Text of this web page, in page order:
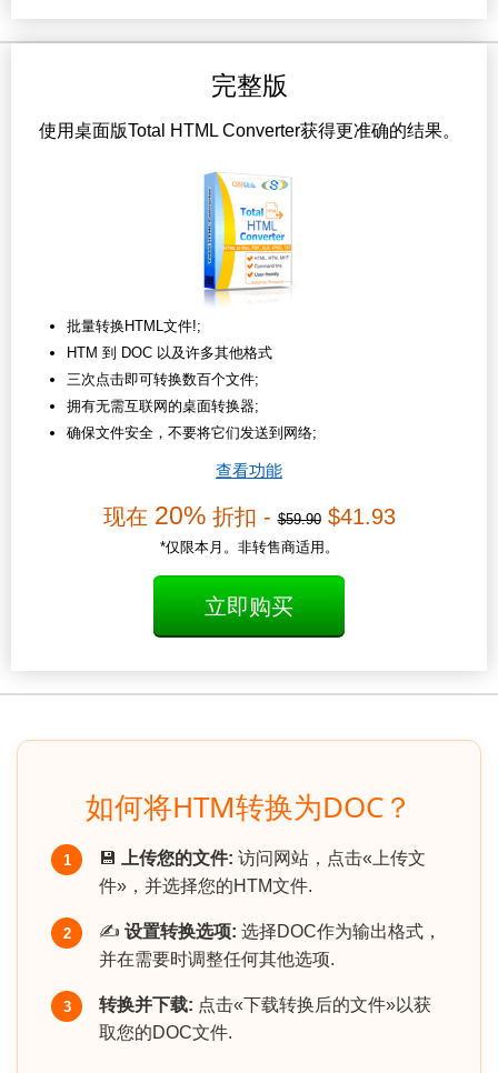
完整版
使用桌面版Total HTML Converter获得更准确的结果。
批量转换HTML文件!;
HTM 到 DOC 以及许多其他格式
三次点击即可转换数百个文件;
拥有无需互联网的桌面转换器;
确保文件安全，不要将它们发送到网络;
查看功能
现在 20%折扣 -$59.90$41.93
*仅限本月。非转售商适用。
立即购买
如何将HTM转换为DOC？
1 💾 上传您的文件: 访问网站，点击«上传文
件»，并选择您的HTM文件.
2 ✍️ 设置转换选项: 选择DOC作为输出格式，
并在需要时调整任何其他选项.
3 转换并下载: 点击«下载转换后的文件»以获
取您的DOC文件.